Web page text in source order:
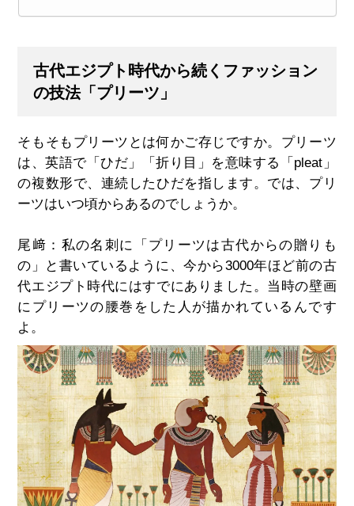
古代エジプト時代から続くファッション
の技法「プリーツ」
そもそもプリーツとは何かご存じですか。プリーツ
は、英語で「ひだ」「折り目」を意味する「pleat」
の複数形で、連続したひだを指します。では、プリ
ーツはいつ頃からあるのでしょうか。
尾﨑：私の名刺に「プリーツは古代からの贈りも
の」と書いているように、今から3000年ほど前の古
代エジプト時代にはすでにありました。当時の壁画
にプリーツの腰巻をした人が描かれているんです
よ。